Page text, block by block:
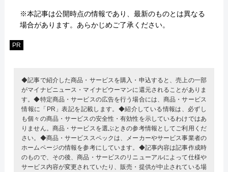
※本記事は公開時点の情報であり、最新のものとは異なる
場合があります。あらかじめご了承ください。
PR
◆記事で紹介した商品・サービスを購入・申込すると、売上の一部
がマイナビニュース・マイナビウーマンに還元されることがありま
す。◆特定商品・サービスの広告を行う場合には、商品・サービス
情報に「PR」表記を記載します。◆紹介している情報は、必ずし
も個々の商品・サービスの安全性・有効性を示しているわけではあ
りません。商品・サービスを選ぶときの参考情報としてご利用くだ
さい。◆商品・サービススペックは、メーカーやサービス事業者の
ホームページの情報を参考にしています。◆記事内容は記事作成時
のもので、その後、商品・サービスのリニューアルによって仕様や
サービス内容が変更されていたり、販売・提供が中止されている場